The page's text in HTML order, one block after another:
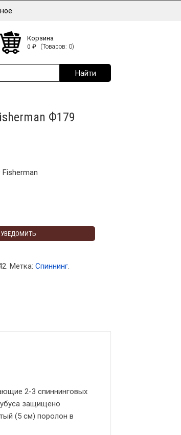
Корзина
0 ₽ (Товаров: 0)
Ф179
Fisherman
УВЕДОМИТЬ
. Метка: Спиннинг.
2-3 спиннинговых
защищено
(5 см) поролон в